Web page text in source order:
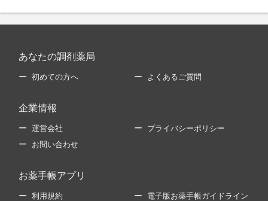
あなたの調剤薬局
初めての方へ よくあるご質問
企業情報
運営会社 プライバシーポリシー
お問い合わせ
お薬手帳アプリ
利用規約 電子版お薬手帳ガイドライン